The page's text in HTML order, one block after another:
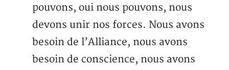
pouvons, oui nous pouvons, nous
devons unir nos forces. Nous avons
besoin de l’Alliance, nous avons
besoin de conscience, nous avons